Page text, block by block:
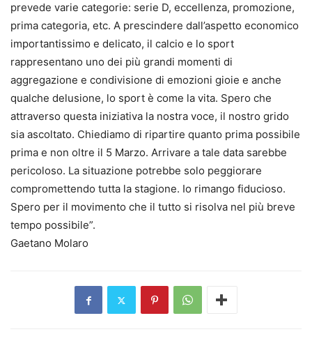
prevede varie categorie: serie D, eccellenza, promozione,
prima categoria, etc. A prescindere dall’aspetto economico
importantissimo e delicato, il calcio e lo sport
rappresentano uno dei più grandi momenti di
aggregazione e condivisione di emozioni gioie e anche
qualche delusione, lo sport è come la vita. Spero che
attraverso questa iniziativa la nostra voce, il nostro grido
sia ascoltato. Chiediamo di ripartire quanto prima possibile
prima e non oltre il 5 Marzo. Arrivare a tale data sarebbe
pericoloso. La situazione potrebbe solo peggiorare
compromettendo tutta la stagione. Io rimango fiducioso.
Spero per il movimento che il tutto si risolva nel più breve
tempo possibile”.
Gaetano Molaro